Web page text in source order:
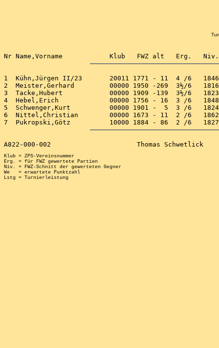
1  Kühn,Jürgen II/23       20011 1771 - 11  4 /6
2  Meister,Gerhard         00000 1950 -269  3½/6
3  Tacke,Hubert            00000 1909 -139  3½/6   1823
4  Hebel,Erich             00000 1756 - 16  3 /6   1848
5  Schwenger,Kurt          00000 1901 -  5  3 /6
6  Nittel,Christian        00000 1673 - 11  2 /6   1862
Klub = ZPS-Vereinsnummer
Erg. = für FWZ gewertete Partien
Niv. = FWZ-Schnitt der gewerteten Gegner
We   = erwartete Punktzahl